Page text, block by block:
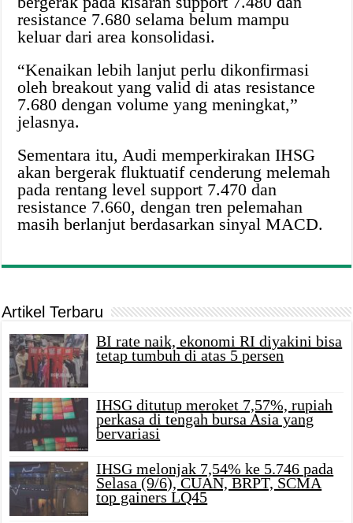
resistance 7.680 selama belum mampu
keluar dari area konsolidasi.
“Kenaikan lebih lanjut perlu dikonfirmasi
oleh breakout yang valid di atas resistance
7.680 dengan volume yang meningkat,”
jelasnya.
Sementara itu, Audi memperkirakan IHSG
akan bergerak fluktuatif cenderung melemah
pada rentang level support 7.470 dan
resistance 7.660, dengan tren pelemahan
masih berlanjut berdasarkan sinyal MACD.
Artikel Terbaru
BI rate naik, ekonomi RI diyakini bisa
tetap tumbuh di atas 5 persen
IHSG ditutup meroket 7,57%, rupiah
perkasa di tengah bursa Asia yang
bervariasi
IHSG melonjak 7,54% ke 5.746 pada
Selasa (9/6), CUAN, BRPT, SCMA
top gainers LQ45